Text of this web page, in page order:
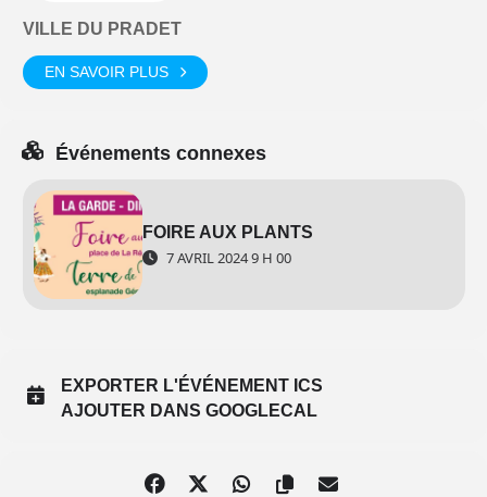
VILLE DU PRADET
EN SAVOIR PLUS
Événements connexes
FOIRE AUX PLANTS
7 AVRIL 2024 9 H 00
EXPORTER L'ÉVÉNEMENT ICS
AJOUTER DANS GOOGLECAL